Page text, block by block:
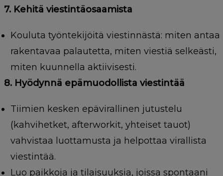
7. Kehitä viestintäosaamista
Kouluta työntekijöitä viestinnästä: miten antaa
rakentavaa palautetta, miten viestiä selkeästi,
miten kuunnella aktiivisesti.
8. Hyödynnä epämuodollista viestintää
Tiimien kesken epävirallinen jutustelu
(kahvihetket, afterworkit, yhteiset tauot)
vahvistaa luottamusta ja helpottaa virallista
viestintää.
Luo paikkoja ja tilaisuuksia, joissa spontaani